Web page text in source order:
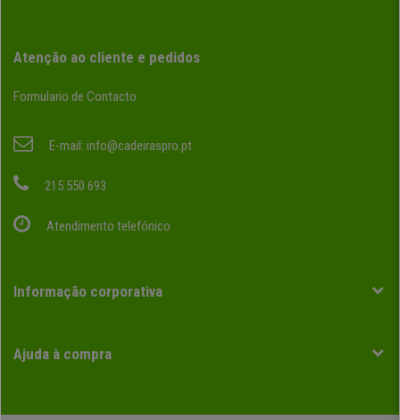
Atenção ao cliente e pedidos
Formulario de Contacto
E-mail: info@cadeiraspro.pt
215 550 693
Atendimento telefónico
Informação corporativa
Ajuda à compra